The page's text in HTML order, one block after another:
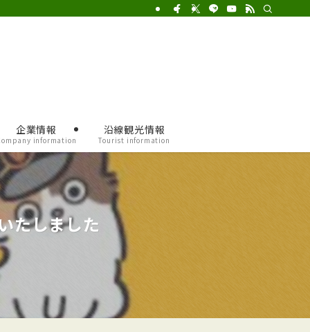
企業情報
information
沿線観光情報
Tourist information
たしました